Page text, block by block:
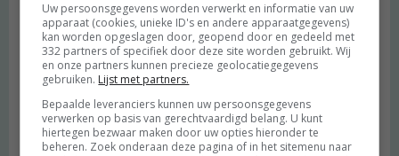
Uw persoonsgegevens worden verwerkt en informatie van uw
apparaat (cookies, unieke ID's en andere apparaatgegevens)
kan worden opgeslagen door, geopend door en gedeeld met
332 partners of specifiek door deze site worden gebruikt. Wij
en onze partners kunnen precieze geolocatiegegevens
gebruiken. Lijst met partners.
Bepaalde leveranciers kunnen uw persoonsgegevens
verwerken op basis van gerechtvaardigd belang. U kunt
hiertegen bezwaar maken door uw opties hieronder te
beheren. Zoek onderaan deze pagina of in het sitemenu naar